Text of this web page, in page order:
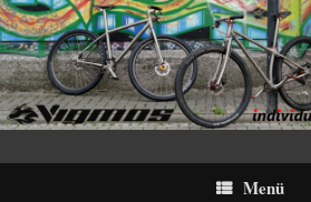
Menü